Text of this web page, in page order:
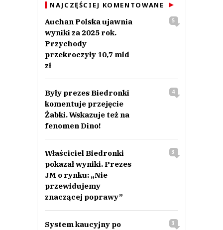
NAJCZĘŚCIEJ KOMENTOWANE
Auchan Polska ujawnia
wyniki za 2025 rok.
Przychody
przekroczyły 10,7 mld
zł
5
Były prezes Biedronki
komentuje przejęcie
Żabki. Wskazuje też na
fenomen Dino!
4
Właściciel Biedronki
pokazał wyniki. Prezes
JM o rynku: „Nie
przewidujemy
znaczącej poprawy”
3
System kaucyjny po
3